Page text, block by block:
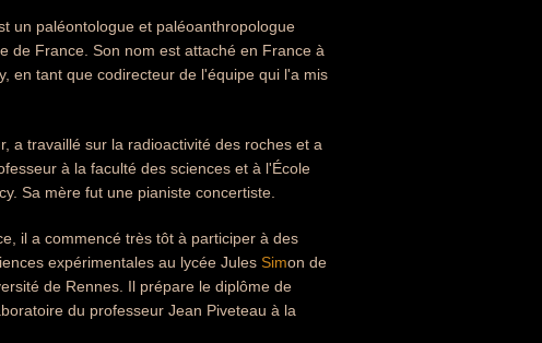
un paléontologue et paléoanthropologue
de France. Son nom est attaché en France à
en tant que codirecteur de l'équipe qui l'a mis
a travaillé sur la radioactivité des roches et a
à la faculté des sciences et à l'École
Sa mère fut une pianiste concertiste.
il a commencé très tôt à participer à des
expérimentales au lycée Jules Simon de
de Rennes. Il prépare le diplôme de
du professeur Jean Piveteau à la